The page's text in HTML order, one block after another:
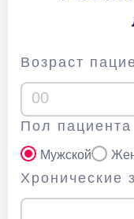
Возраст
Пол пациента
Мужской
Хронические